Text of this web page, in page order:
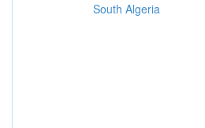
South Algeria